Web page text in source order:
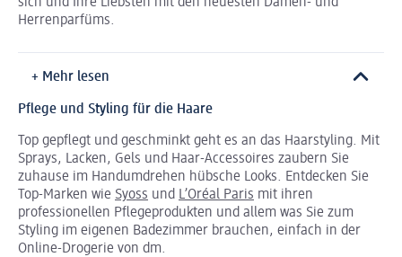
sich und Ihre Liebsten mit den neuesten Damen- und
Herrenparfüms.
+ Mehr lesen
Pflege und Styling für die Haare
Top gepflegt und geschminkt geht es an das Haarstyling. Mit
Sprays, Lacken, Gels und Haar-Accessoires zaubern Sie
zuhause im Handumdrehen hübsche Looks. Entdecken Sie
Top-Marken wie Syoss und L’Oréal Paris mit ihren
professionellen Pflegeprodukten und allem was Sie zum
Styling im eigenen Badezimmer brauchen, einfach in der
Online-Drogerie von dm.